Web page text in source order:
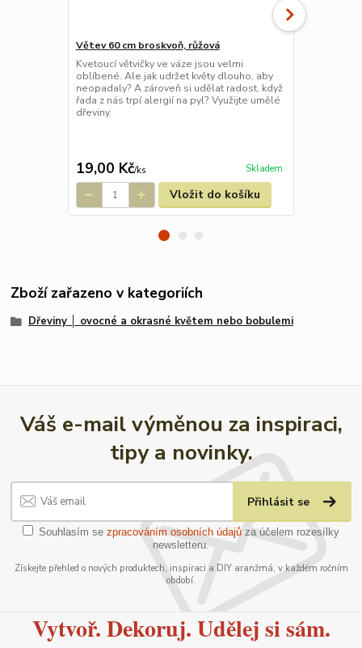
Větev 60 cm broskvoň, růžová
Kvetoucí větvičky ve váze jsou velmi
oblíbené. Ale jak udržet květy dlouho, aby
neopadaly? A zároveň si udělat radost, když
řada z nás trpí alergií na pyl? Využijte umělé
dřeviny.
19,00 Kč/ks Skladem
Vložit do košíku
Zboží zařazeno v kategoriích
Dřeviny │ ovocné a okrasné květem nebo bobulemi
Váš e-mail výměnou za inspiraci,
tipy a novinky.
Přihlásit se
Souhlasím se zpracováním osobních údajů za účelem rozesílky
newsletteru.
Získejte přehled o nových produktech, inspiraci a DIY aranžmá, v každém ročním
období.
Vytvoř. Dekoruj. Udělej si sám.